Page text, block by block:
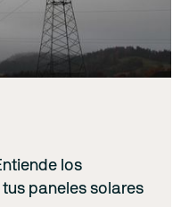
los
paneles solares